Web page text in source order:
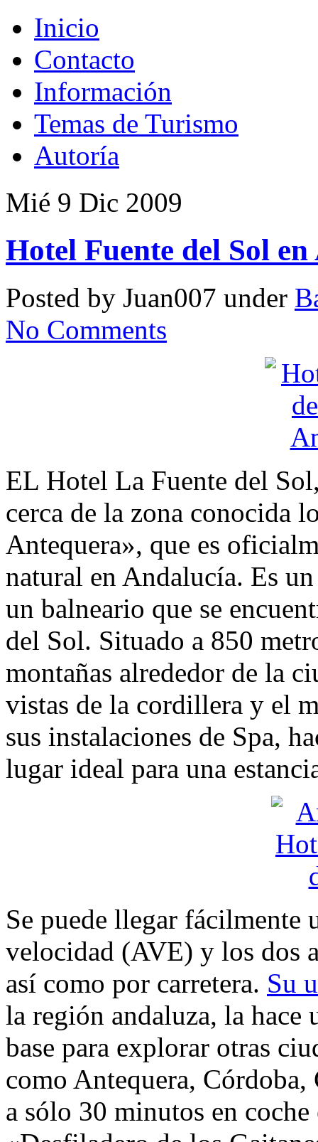
Inicio
Contacto
Información
Temas de Turismo
Autoría
Mié 9 Dic 2009
Hotel Fuente del Sol
Posted by Juan007 under
No Comments
EL Hotel La Fuente del
cerca de la zona conocida
Antequera», que es
natural en Andalucía. Es
un balneario que se
del Sol. Situado a 850
montañas alrededor de la
vistas de la cordillera y el
sus instalaciones de Spa,
lugar ideal para una
Se puede llegar fácilmente
velocidad (AVE) y los dos
así como por carretera. Su
la región andaluza, la
base para explorar otras
como Antequera,
a sólo 30 minutos en